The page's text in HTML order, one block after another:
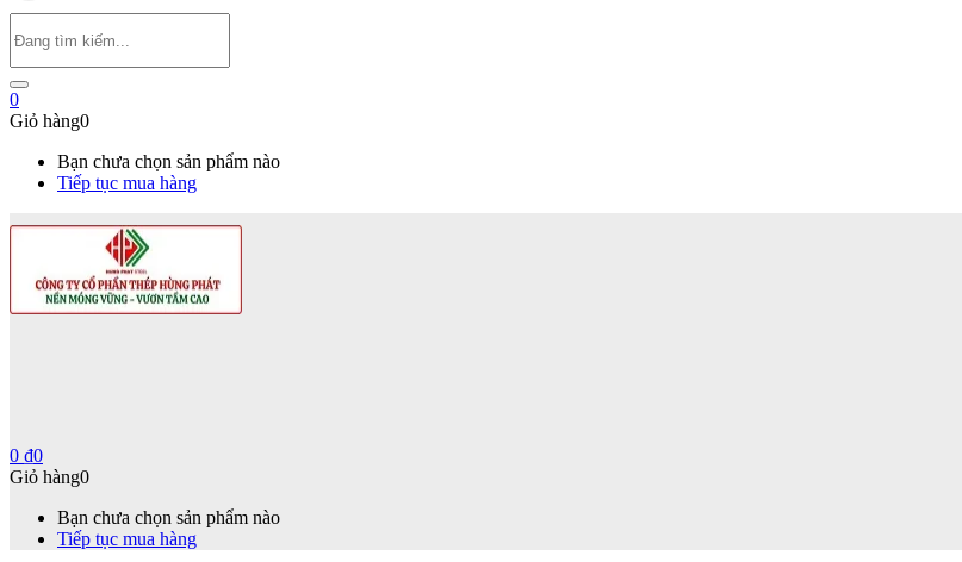
0
Giỏ hàng0
Bạn chưa chọn sản phẩm nào
Tiếp tục mua hàng
0 ₫0
Giỏ hàng0
Bạn chưa chọn sản phẩm nào
Tiếp tục mua hàng